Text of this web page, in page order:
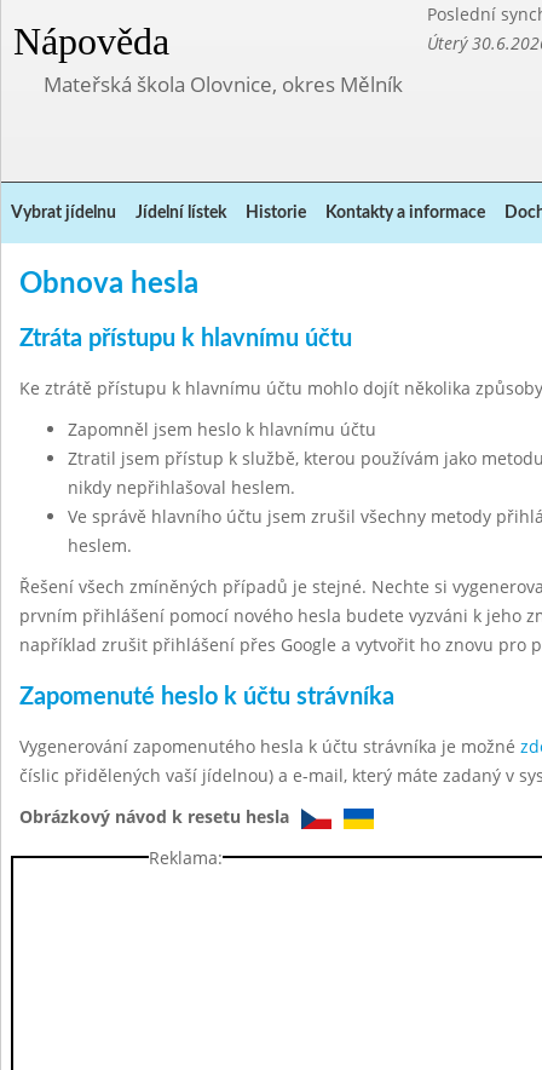
Nápověda
Poslední
Úterý
Mateřská škola Olovnice, okres Mělník
Vybrat jídelnu Jídelní lístek Historie Kontakty a informace
Obnova hesla
Ztráta přístupu k hlavnímu účtu
Ke ztrátě přístupu k hlavnímu účtu mohlo dojít několika
Zapomněl jsem heslo k hlavnímu účtu
Ztratil jsem přístup k službě, kterou používám jako
nikdy nepřihlašoval heslem.
Ve správě hlavního účtu jsem zrušil všechny metody
heslem.
Řešení všech zmíněných případů je stejné. Nechte si
prvním přihlášení pomocí nového hesla budete vyzváni k jeho
například zrušit přihlášení přes Google a vytvořit ho znovu pro
Zapomenuté heslo k účtu strávníka
Vygenerování zapomenutého hesla k účtu strávníka je možné
číslic přidělených vaší jídelnou) a e-mail, který máte zadaný v
Obrázkový návod k resetu hesla
Reklama: